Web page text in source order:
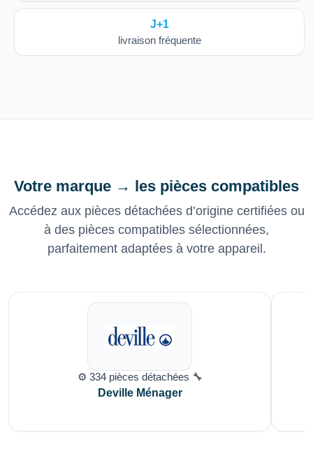
J+1
livraison fréquente
Votre marque → les pièces compatibles
Accédez aux pièces détachées d’origine certifiées ou
à des pièces compatibles sélectionnées,
parfaitement adaptées à votre appareil.
⚙️ 334 pièces détachées 🔧
Deville Ménager